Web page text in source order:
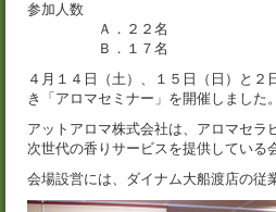
参加人数
Ａ．２２名
Ｂ．１７名
４月１４日（土）、１５日（日）と
き「アロマセミナー」を開催しました。
アットアロマ株式会社は、アロマセラ
次世代の香りサービスを提供している
会場設営には、ダイナム大船渡店の従